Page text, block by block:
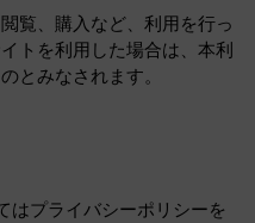
覧、購入など、利用を行っ
トを利用した場合は、本利
とみなされます。
はプライバシーポリシーを